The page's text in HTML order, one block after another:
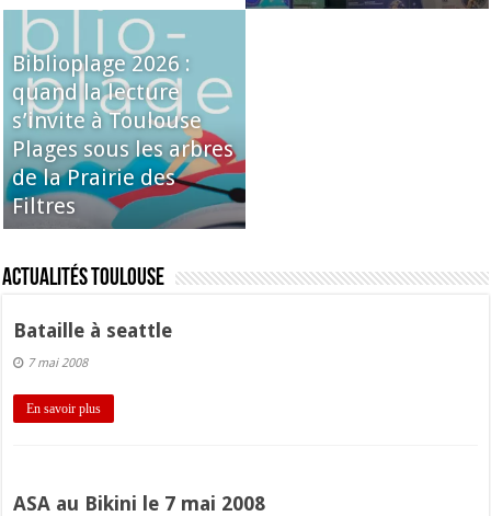
Biblioplage 2026 :
quand la lecture
s’invite à Toulouse
Plages sous les arbres
de la Prairie des
Filtres
Actualités Toulouse
Bataille à seattle
7 mai 2008
En savoir plus
ASA au Bikini le 7 mai 2008